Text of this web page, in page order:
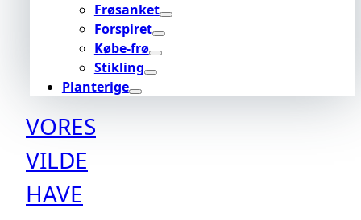
Frøsanket
Forspiret
Købe-frø
Stikling
Planterige
VORES
VILDE
HAVE